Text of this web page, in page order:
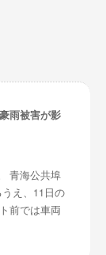
雨被害が影
青海公共埠
え、11日の
前では車両